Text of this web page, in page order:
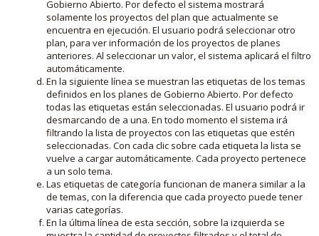
Gobierno Abierto. Por defecto el sistema mostrará
solamente los proyectos del plan que actualmente se
encuentra en ejecución. El usuario podrá seleccionar otro
plan, para ver información de los proyectos de planes
anteriores. Al seleccionar un valor, el sistema aplicará el filtro
automáticamente.
En la siguiente línea se muestran las etiquetas de los temas
definidos en los planes de Gobierno Abierto. Por defecto
todas las etiquetas están seleccionadas. El usuario podrá ir
desmarcando de a una. En todo momento el sistema irá
filtrando la lista de proyectos con las etiquetas que estén
seleccionadas. Con cada clic sobre cada etiqueta la lista se
vuelve a cargar automáticamente. Cada proyecto pertenece
a un solo tema.
Las etiquetas de categoría funcionan de manera similar a la
de temas, con la diferencia que cada proyecto puede tener
varias categorías.
En la última línea de esta sección, sobre la izquierda se